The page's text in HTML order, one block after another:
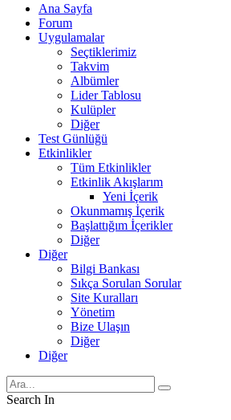
Ana Sayfa
Forum
Uygulamalar
Seçtiklerimiz
Takvim
Albümler
Lider Tablosu
Kulüpler
Diğer
Test Günlüğü
Etkinlikler
Tüm Etkinlikler
Etkinlik Akışlarım
Yeni İçerik
Okunmamış İçerik
Başlattığım İçerikler
Diğer
Diğer
Bilgi Bankası
Sıkça Sorulan Sorular
Site Kuralları
Yönetim
Bize Ulaşın
Diğer
Diğer
Search In